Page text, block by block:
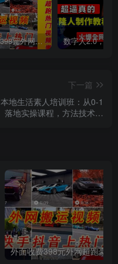
外面收费398元外网超跑豪车汽车视频搬运至快手抖音上热门项目
下一篇
本地生活素人培训班：从0-1
落地实操课程，方法技术，